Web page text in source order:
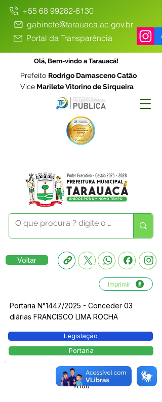
+55 68 99282-6130
gabinete@tarauaca.ac.gov.br
Portal da Transparência
Olá, Bem-vindo a Tarauacá!
Prefeito Rodrigo Damasceno Catão
Vice Marilete Vitorino de Sirqueira
Voltar
Imprimir
Portaria N°1447/2025 - Conceder 03
diárias FRANCISCO LIMA ROCHA
Legislação
Portaria
Número do Diário:
14166